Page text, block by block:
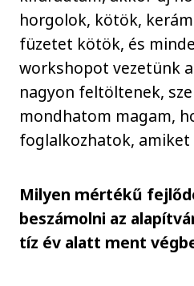
horgolok, kötök,
füzetet kötök, és
workshopot vezetünk
nagyon feltöltenek,
mondhatom magam,
foglalkozhatok, amiket
Milyen mértékű
beszámolni az
tíz év alatt ment